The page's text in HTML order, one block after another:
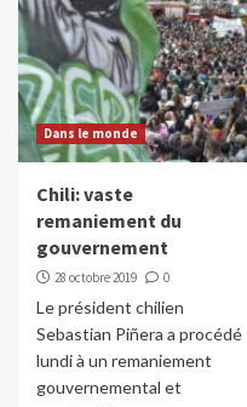
Dans le monde
Chili: vaste
remaniement du
gouvernement
28 octobre 2019 0
Le président chilien
Sebastian Piñera a procédé
lundi à un remaniement
gouvernemental et